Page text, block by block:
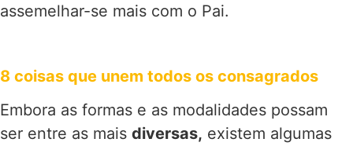
assemelhar-se mais com o Pai.
8 coisas que unem todos os consagrados
Embora as formas e as modalidades possam
ser entre as mais diversas, existem algumas